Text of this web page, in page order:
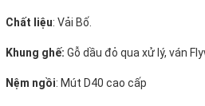
Chất liệu: Vải Bố.
Khung ghế: Gỗ dầu đỏ qua xử lý, ván
Nệm ngồi: Mút D40 cao cấp